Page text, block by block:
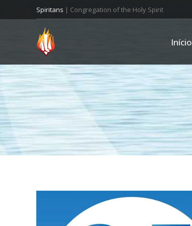
Spiritans | Congregation of the Holy Spirit
Início